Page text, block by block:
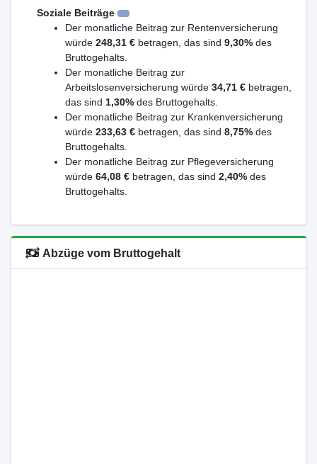
Soziale Beiträge
Der monatliche Beitrag zur Rentenversicherung
würde 248,31 € betragen, das sind 9,30% des
Bruttogehalts.
Der monatliche Beitrag zur
Arbeitslosenversicherung würde 34,71 € betragen,
das sind 1,30% des Bruttogehalts.
Der monatliche Beitrag zur Krankenversicherung
würde 233,63 € betragen, das sind 8,75% des
Bruttogehalts.
Der monatliche Beitrag zur Pflegeversicherung
würde 64,08 € betragen, das sind 2,40% des
Bruttogehalts.
Abzüge vom Bruttogehalt